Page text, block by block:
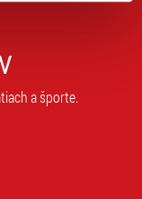
Možnosti
v záložce
a športe.